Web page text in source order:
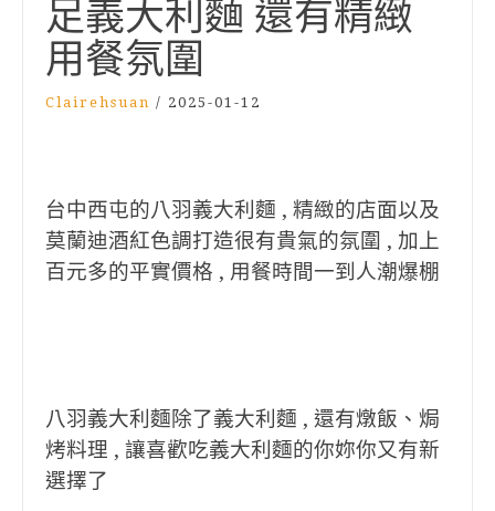
足義大利麵 還有精緻
用餐氛圍
Clairehsuan / 2025-01-12
台中西屯的八羽義大利麵 , 精緻的店面以及
莫蘭迪酒紅色調打造很有貴氣的氛圍 , 加上
百元多的平實價格 , 用餐時間一到人潮爆棚
八羽義大利麵除了義大利麵 , 還有燉飯、焗
烤料理 , 讓喜歡吃義大利麵的你妳你又有新
選擇了